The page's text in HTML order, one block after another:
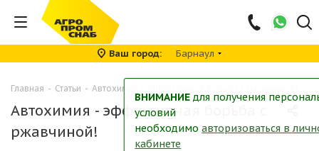
Ваш город Барнаул
Главная - Статьи - Автохимия - эффективная борьба с ржавчиной!
Автохимия - эффективная борьба с
ржавчиной!
ВНИМАНИЕ для получения
условий
необходимоавторизоваться в
кабинете